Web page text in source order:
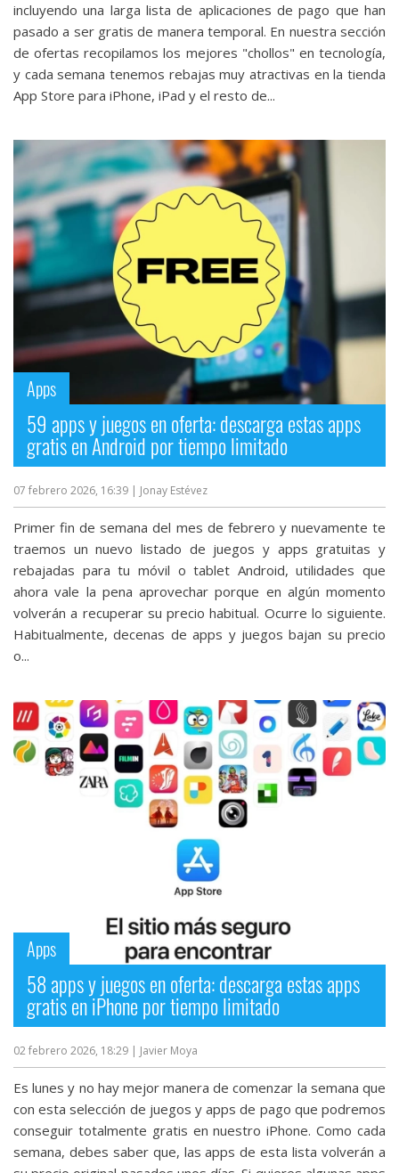
incluyendo una larga lista de aplicaciones de pago que han
pasado a ser gratis de manera temporal. En nuestra sección
de ofertas recopilamos los mejores "chollos" en tecnología,
y cada semana tenemos rebajas muy atractivas en la tienda
App Store para iPhone, iPad y el resto de...
Apps
59 apps y juegos en oferta: descarga estas apps
gratis en Android por tiempo limitado
07 febrero 2026, 16:39 | Jonay Estévez
Primer fin de semana del mes de febrero y nuevamente te
traemos un nuevo listado de juegos y apps gratuitas y
rebajadas para tu móvil o tablet Android, utilidades que
ahora vale la pena aprovechar porque en algún momento
volverán a recuperar su precio habitual. Ocurre lo siguiente.
Habitualmente, decenas de apps y juegos bajan su precio
o...
Apps
58 apps y juegos en oferta: descarga estas apps
gratis en iPhone por tiempo limitado
02 febrero 2026, 18:29 | Javier Moya
Es lunes y no hay mejor manera de comenzar la semana que
con esta selección de juegos y apps de pago que podremos
conseguir totalmente gratis en nuestro iPhone. Como cada
semana, debes saber que, las apps de esta lista volverán a